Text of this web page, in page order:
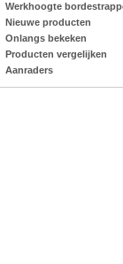
Werkhoogte
Nieuwe producten
Onlangs bekeken
Producten vergelijken
Aanraders